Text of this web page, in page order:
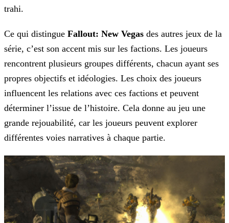
trahi.
Ce qui distingue Fallout: New Vegas des autres jeux de la
série, c’est son accent mis sur les factions. Les joueurs
rencontrent plusieurs groupes différents, chacun ayant ses
propres objectifs et idéologies. Les choix des joueurs
influencent les relations avec ces factions et peuvent
déterminer l’issue de l’histoire. Cela donne au jeu une
grande rejouabilité, car les joueurs peuvent explorer
différentes voies narratives à chaque partie.